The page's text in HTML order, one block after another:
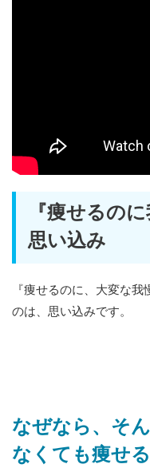
『痩せるの
思い込み
『痩せるのに、大変な
のは、思い込みです。
なぜなら、そ
なくても痩せ